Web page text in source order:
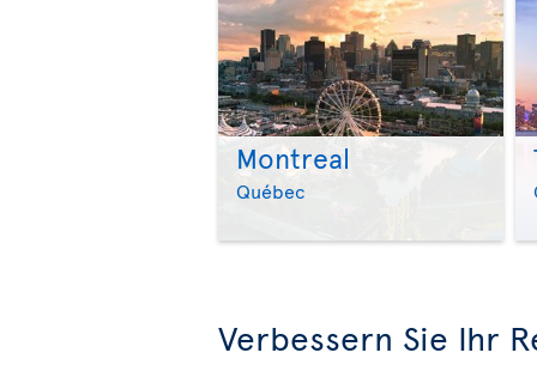
Montreal
Québec
Verbessern Sie Ihr